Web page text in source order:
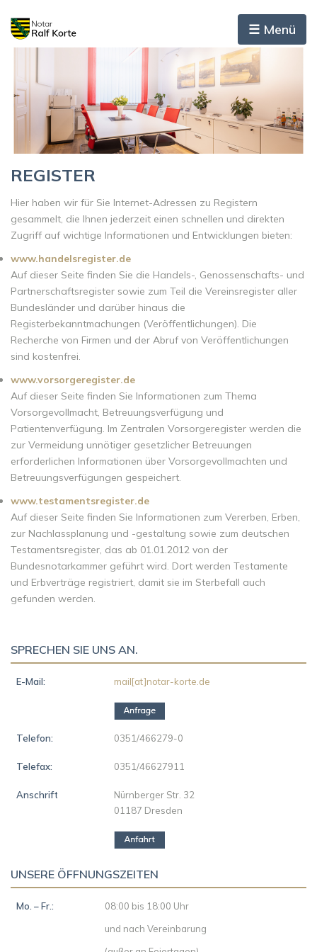
☰ Menü
REGISTER
Hier haben wir für Sie Internet-Adressen zu Registern
gesammelt, die Ihnen jederzeit einen schnellen und direkten
Zugriff auf wichtige Informationen und Entwicklungen bieten:
www.handelsregister.de
Auf dieser Seite finden Sie die Handels-, Genossenschafts- und
Partnerschaftsregister sowie zum Teil die Vereinsregister aller
Bundesländer und darüber hinaus die
Registerbekanntmachungen (Veröffentlichungen). Die
Recherche von Firmen und der Abruf von Veröffentlichungen
sind kostenfrei.
www.vorsorgeregister.de
Auf dieser Seite finden Sie Informationen zum Thema
Vorsorgevollmacht, Betreuungsverfügung und
Patientenverfügung. Im Zentralen Vorsorgeregister werden die
zur Vermeidung unnötiger gesetzlicher Betreuungen
erforderlichen Informationen über Vorsorgevollmachten und
Betreuungsverfügungen gespeichert.
www.testamentsregister.de
Auf dieser Seite finden Sie Informationen zum Vererben, Erben,
zur Nachlassplanung und -gestaltung sowie zum deutschen
Testamentsregister, das ab 01.01.2012 von der
Bundesnotarkammer geführt wird. Dort werden Testamente
und Erbverträge registriert, damit sie im Sterbefall auch
gefunden werden.
SPRECHEN SIE UNS AN.
E-Mail: mail[at]notar-korte.de
Telefon: 0351/466279-0
Telefax: 0351/46627911
Anschrift
Nürnberger Str. 32
01187 Dresden
UNSERE ÖFFNUNGSZEITEN
Mo. – Fr.:
08:00 bis 18:00 Uhr
und nach Vereinbarung